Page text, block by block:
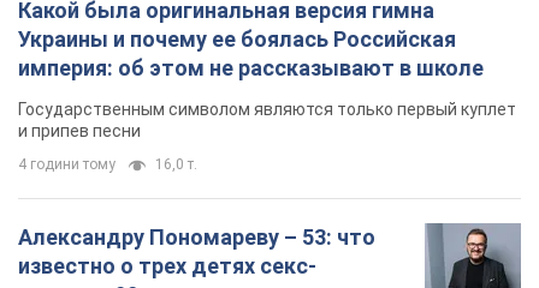
Какой была оригинальная версия гимна
Украины и почему ее боялась Российская
империя: об этом не рассказывают в школе
Государственным символом являются только первый куплет
и припев песни
4 години тому 16,0 т.
Александру Пономареву – 53: что
известно о трех детях секс-